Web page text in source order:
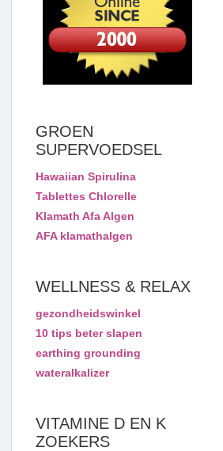
GROEN
SUPERVOEDSEL
Hawaiian Spirulina
Tablettes Chlorelle
Klamath Afa Algen
AFA klamathalgen
WELLNESS & RELAX
gezondheidswinkel
10 tips beter slapen
earthing grounding
wateralkalizer
VITAMINE D EN K
ZOEKERS